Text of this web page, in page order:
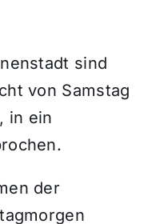
sind
von Samstag
in ein
der